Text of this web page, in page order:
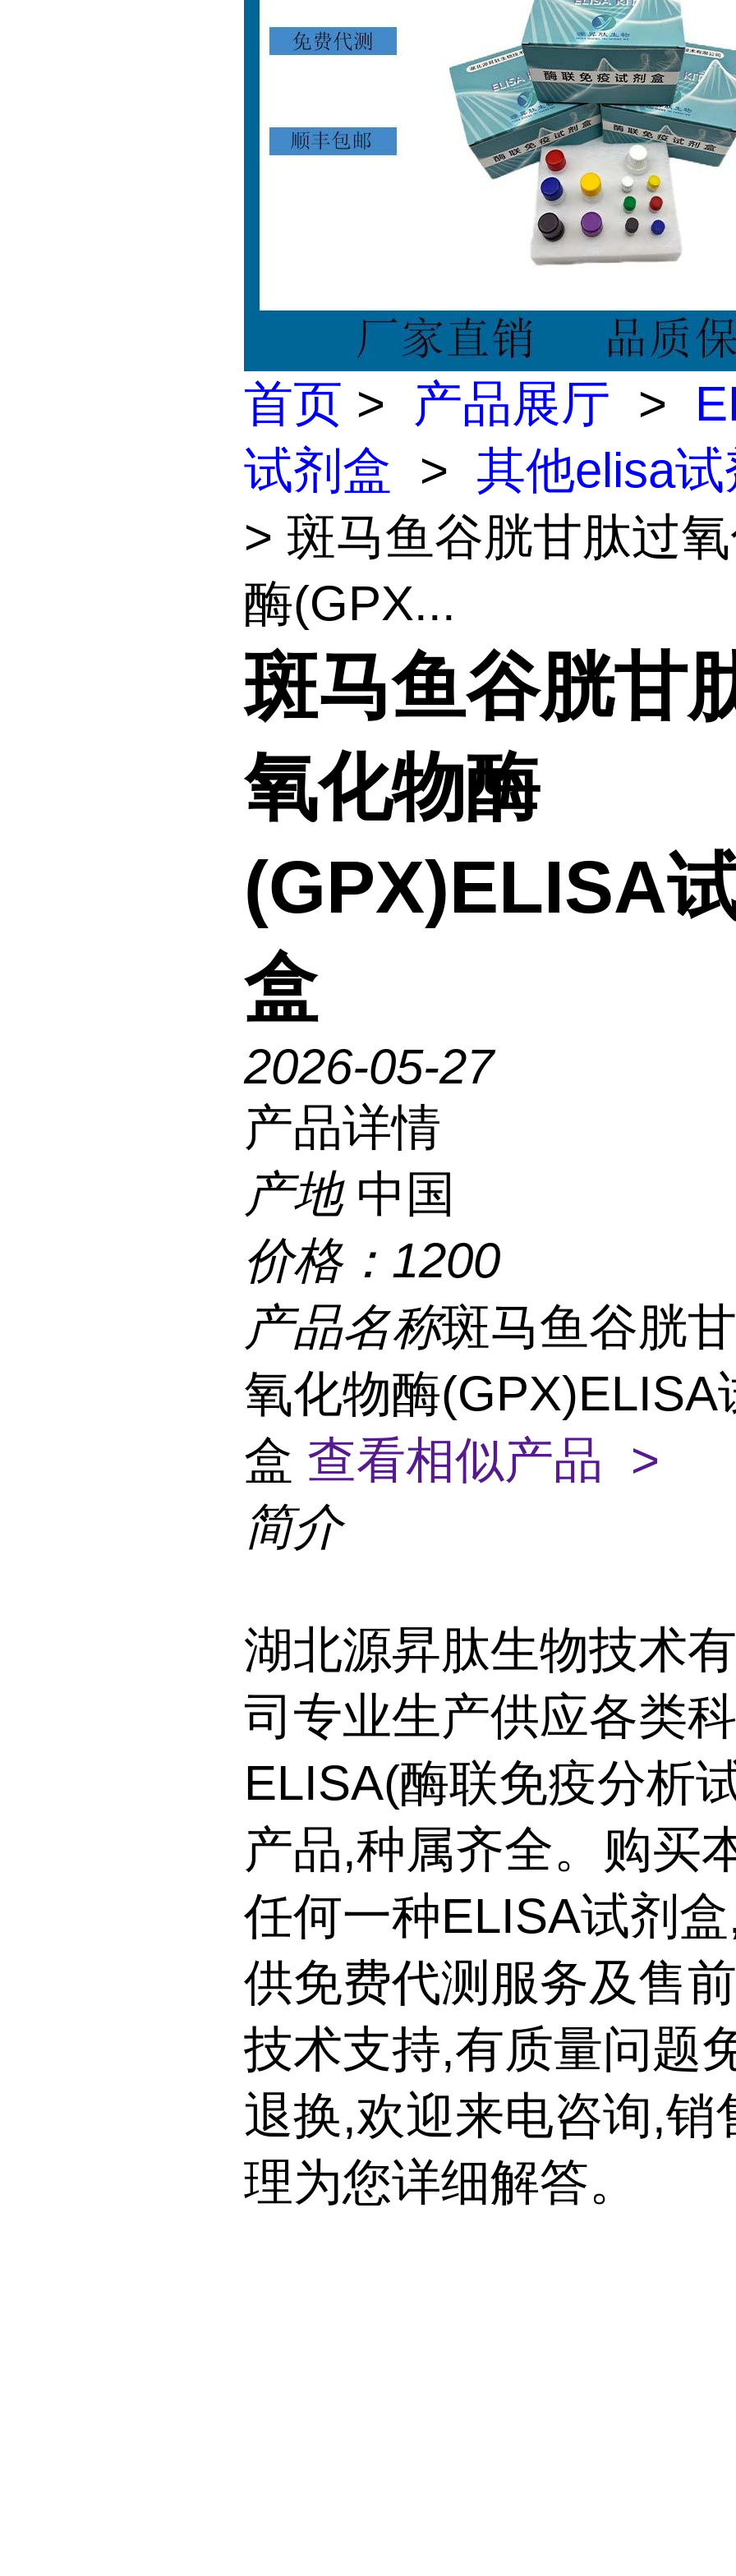
首页 > 产品展厅 >
试剂盒 > 其他elisa
> 斑马鱼谷胱甘肽过
酶(GPX...
斑马鱼谷胱甘
氧化物酶
(GPX)ELISA
盒
2026-05-27
产品详情
产地 中国
价格： 1200
产品名称斑马鱼谷胱
氧化物酶(GPX)ELISA
盒 查看相似产品 >
简介
湖北源昇肽生物技术
司专业生产供应各类
ELISA(酶联免疫分析
产品,种属齐全。购买
任何一种ELISA试剂
供免费代测服务及售
技术支持,有质量问题
退换,欢迎来电咨询,销
理为您详细解答。